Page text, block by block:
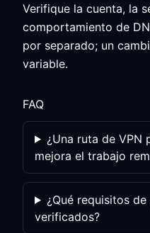
Verifique la cuenta, la
comportamiento de
por separado; un
variable.
FAQ
¿Una ruta de VPN
mejora el trabajo
¿Qué requisitos
verificados?